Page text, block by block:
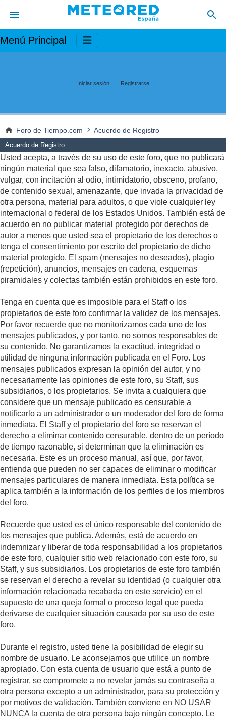
Menú Principal
Iniciar sesión Registrarse
Foro de Tiempo.com Acuerdo de Registro
Acuerdo de Registro
Usted acepta, a través de su uso de este foro, que no publicará
ningún material que sea falso, difamatorio, inexacto, abusivo,
vulgar, con incitación al odio, intimidatorio, obsceno, profano,
de contenido sexual, amenazante, que invada la privacidad de
otra persona, material para adultos, o que viole cualquier ley
internacional o federal de los Estados Unidos. También está de
acuerdo en no publicar material protegido por derechos de
autor a menos que usted sea el propietario de los derechos o
tenga el consentimiento por escrito del propietario de dicho
material protegido. El spam (mensajes no deseados), plagio
(repetición), anuncios, mensajes en cadena, esquemas
piramidales y colectas también están prohibidos en este foro.
Tenga en cuenta que es imposible para el Staff o los
propietarios de este foro confirmar la validez de los mensajes.
Por favor recuerde que no monitorizamos cada uno de los
mensajes publicados, y por tanto, no somos responsables de
su contenido. No garantizamos la exactitud, integridad o
utilidad de ninguna información publicada en el Foro. Los
mensajes publicados expresan la opinión del autor, y no
necesariamente las opiniones de este foro, su Staff, sus
subsidiarios, o los propietarios. Se invita a cualquiera que
considere que un mensaje publicado es censurable a
notificarlo a un administrador o un moderador del foro de forma
inmediata. El Staff y el propietario del foro se reservan el
derecho a eliminar contenido censurable, dentro de un período
de tiempo razonable, si determinan que la eliminación es
necesaria. Este es un proceso manual, así que, por favor,
entienda que pueden no ser capaces de eliminar o modificar
mensajes particulares de manera inmediata. Esta política se
aplica también a la información de los perfiles de los miembros
del foro.
Recuerde que usted es el único responsable del contenido de
los mensajes que publica. Además, está de acuerdo en
indemnizar y liberar de toda responsabilidad a los propietarios
de este foro, cualquier sitio web relacionado con este foro, su
Staff, y sus subsidiarios. Los propietarios de este foro también
se reservan el derecho a revelar su identidad (o cualquier otra
información relacionada recabada en este servicio) en el
supuesto de una queja formal o proceso legal que pueda
derivarse de cualquier situación causada por su uso de este
foro.
Durante el registro, usted tiene la posibilidad de elegir su
nombre de usuario. Le aconsejamos que utilice un nombre
apropiado. Con esta cuenta de usuario que está a punto de
registrar, se compromete a no revelar jamás su contraseña a
otra persona excepto a un administrador, para su protección y
por motivos de validación. También conviene en NO USAR
NUNCA la cuenta de otra persona bajo ningún concepto. Le